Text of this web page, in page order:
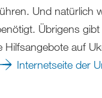
Und natürlich
Übrigens
Hilfsangebote auf
Internetseite der